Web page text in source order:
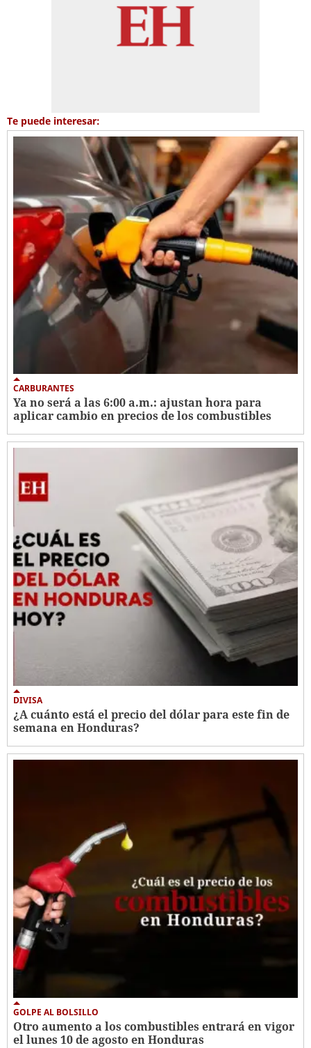
Te puede interesar:
CARBURANTES
Ya no será a las 6:00 a.m.: ajustan hora para
aplicar cambio en precios de los combustibles
DIVISA
¿A cuánto está el precio del dólar para este fin de
semana en Honduras?
GOLPE AL BOLSILLO
Otro aumento a los combustibles entrará en vigor
el lunes 10 de agosto en Honduras